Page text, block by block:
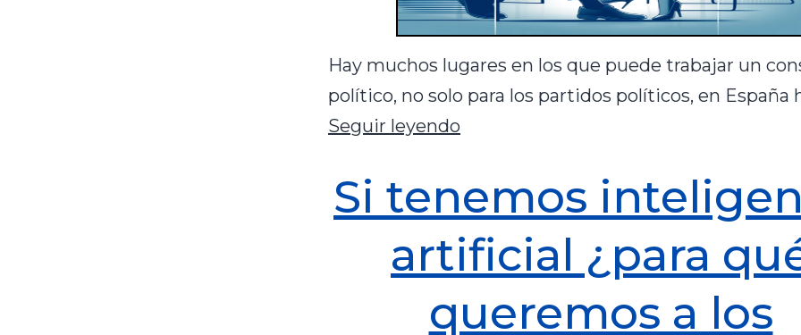
Hay muchos lugares en los que puede trabajar un
político, no solo para los partidos políticos, en España
Seguir leyendo
Si tenemos
artificial ¿para
queremos a los